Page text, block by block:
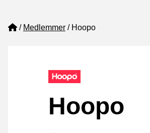
Home
Medlemmer Hoopo
Hoopo